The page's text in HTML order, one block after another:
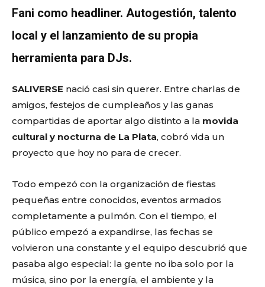
Fani como headliner. Autogestión, talento
local y el lanzamiento de su propia
herramienta para DJs.
SALIVERSE nació casi sin querer. Entre charlas de
amigos, festejos de cumpleaños y las ganas
compartidas de aportar algo distinto a la movida
cultural y nocturna de La Plata, cobró vida un
proyecto que hoy no para de crecer.
Todo empezó con la organización de fiestas
pequeñas entre conocidos, eventos armados
completamente a pulmón. Con el tiempo, el
público empezó a expandirse, las fechas se
volvieron una constante y el equipo descubrió que
pasaba algo especial: la gente no iba solo por la
música, sino por la energía, el ambiente y la